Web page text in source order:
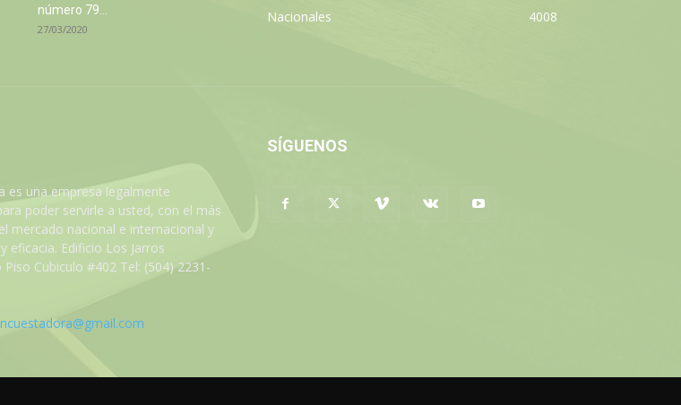
número 79...
27/03/2020
Nacionales
4008
es una empresa legalmente
poder servirle a usted, con el más
mercado nacional e internacional y
eficacia. Edificio Los Jarros
Cubiculo #402 Tel: (504) 2231-
SÍGUENOS